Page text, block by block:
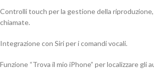
Controlli touch per la gestione della
chiamate.
Integrazione con Siri per i comandi vocali.
Funzione “Trova il mio iPhone” per localizzare gli